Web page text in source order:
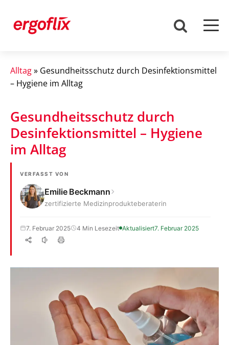
Alltag» Gesundheitsschutz durch Desinfektionsmittel
– Hygiene im Alltag
Gesundheitsschutz durch
Desinfektionsmittel – Hygiene
im Alltag
VERFASST VON
Emilie Beckmann
zertifizierte Medizinprodukteberaterin
7. Februar 2025 4 Min Lesezeit Aktualisiert7. Februar 2025